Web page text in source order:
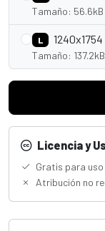
Tamaño: 56.6kB
L 1240x1754
Tamaño: 137.2kB
Licencia y
Gratis para
Atribución no